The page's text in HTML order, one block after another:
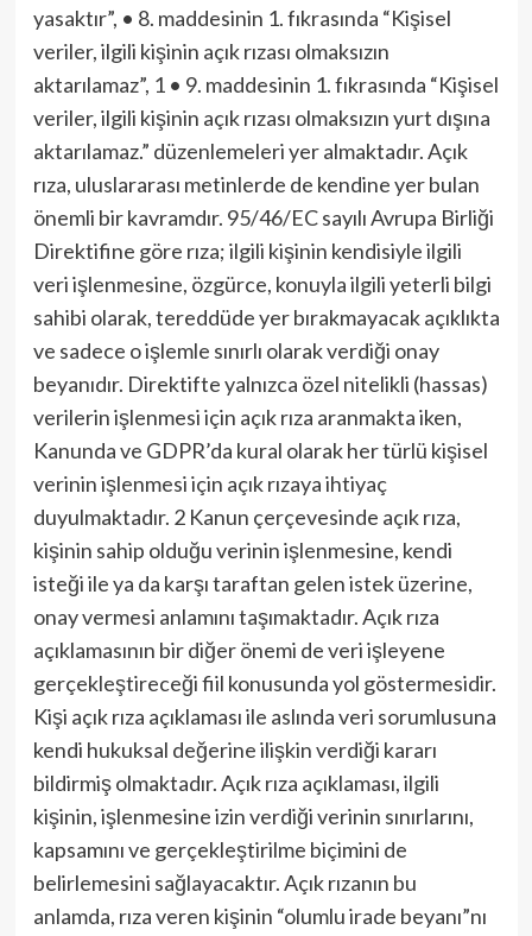
yasaktır”, • 8. maddesinin 1. fıkrasında “Kişisel
veriler, ilgili kişinin açık rızası olmaksızın
aktarılamaz”, 1 • 9. maddesinin 1. fıkrasında “Kişisel
veriler, ilgili kişinin açık rızası olmaksızın yurt dışına
aktarılamaz.” düzenlemeleri yer almaktadır. Açık
rıza, uluslararası metinlerde de kendine yer bulan
önemli bir kavramdır. 95/46/EC sayılı Avrupa Birliği
Direktifine göre rıza; ilgili kişinin kendisiyle ilgili
veri işlenmesine, özgürce, konuyla ilgili yeterli bilgi
sahibi olarak, tereddüde yer bırakmayacak açıklıkta
ve sadece o işlemle sınırlı olarak verdiği onay
beyanıdır. Direktifte yalnızca özel nitelikli (hassas)
verilerin işlenmesi için açık rıza aranmakta iken,
Kanunda ve GDPR’da kural olarak her türlü kişisel
verinin işlenmesi için açık rızaya ihtiyaç
duyulmaktadır. 2 Kanun çerçevesinde açık rıza,
kişinin sahip olduğu verinin işlenmesine, kendi
isteği ile ya da karşı taraftan gelen istek üzerine,
onay vermesi anlamını taşımaktadır. Açık rıza
açıklamasının bir diğer önemi de veri işleyene
gerçekleştireceği fiil konusunda yol göstermesidir.
Kişi açık rıza açıklaması ile aslında veri sorumlusuna
kendi hukuksal değerine ilişkin verdiği kararı
bildirmiş olmaktadır. Açık rıza açıklaması, ilgili
kişinin, işlenmesine izin verdiği verinin sınırlarını,
kapsamını ve gerçekleştirilme biçimini de
belirlemesini sağlayacaktır. Açık rızanın bu
anlamda, rıza veren kişinin “olumlu irade beyanı”nı